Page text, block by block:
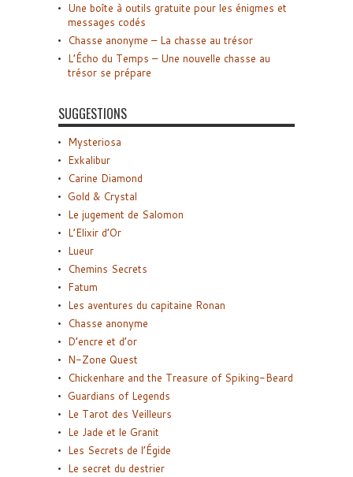
Une boîte à outils gratuite pour les énigmes et
messages codés
Chasse anonyme – La chasse au trésor
L’Écho du Temps – Une nouvelle chasse au
trésor se prépare
SUGGESTIONS
Mysteriosa
Exkalibur
Carine Diamond
Gold & Crystal
Le jugement de Salomon
L’Elixir d’Or
Lueur
Chemins Secrets
Fatum
Les aventures du capitaine Ronan
Chasse anonyme
D’encre et d’or
N-Zone Quest
Chickenhare and the Treasure of Spiking-Beard
Guardians of Legends
Le Tarot des Veilleurs
Le Jade et le Granit
Les Secrets de l’Égide
Le secret du destrier